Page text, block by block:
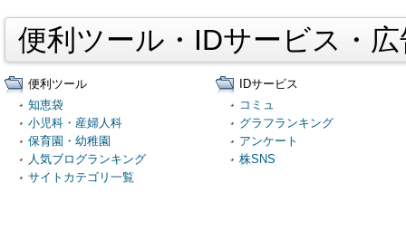
便利ツール・IDサービス・
便利ツール
知恵袋
小児科・産婦人科
保育園・幼稚園
人気ブログランキング
サイトカテゴリ一覧
IDサービス
コミュ
グラフランキング
アンケート
株SNS